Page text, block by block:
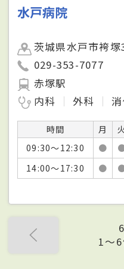
水戸病院
茨城県水戸市袴
029-353-7077
赤塚駅
内科
外科
時間 月
09:30～12:30
●
14:00～17:30
●
1〜